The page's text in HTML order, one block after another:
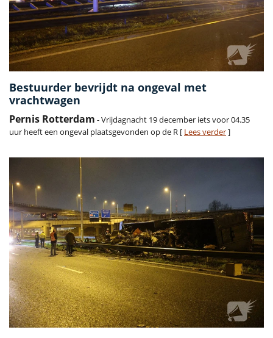
Bestuurder bevrijdt na ongeval met
vrachtwagen
Pernis Rotterdam - Vrijdagnacht 19 december iets voor 04.35
uur heeft een ongeval plaatsgevonden op de R [ Lees verder]